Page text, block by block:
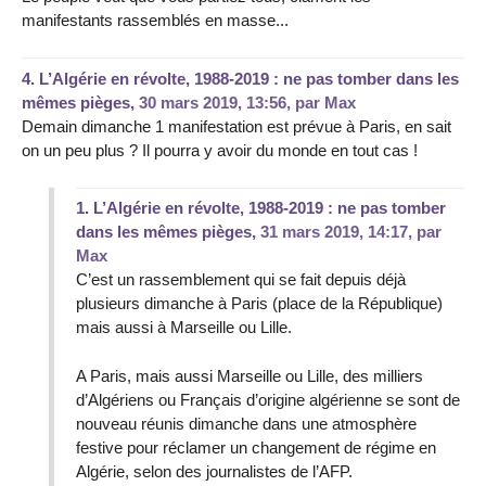
manifestants rassemblés en masse...
4. L’Algérie en révolte, 1988-2019 : ne pas tomber dans les
mêmes pièges, 30 mars 2019, 13:56, par Max
Demain dimanche 1 manifestation est prévue à Paris, en sait
on un peu plus ? Il pourra y avoir du monde en tout cas !
1. L’Algérie en révolte, 1988-2019 : ne pas tomber
dans les mêmes pièges, 31 mars 2019, 14:17, par
Max
C’est un rassemblement qui se fait depuis déjà
plusieurs dimanche à Paris (place de la République)
mais aussi à Marseille ou Lille.
A Paris, mais aussi Marseille ou Lille, des milliers
d’Algériens ou Français d’origine algérienne se sont de
nouveau réunis dimanche dans une atmosphère
festive pour réclamer un changement de régime en
Algérie, selon des journalistes de l’AFP.